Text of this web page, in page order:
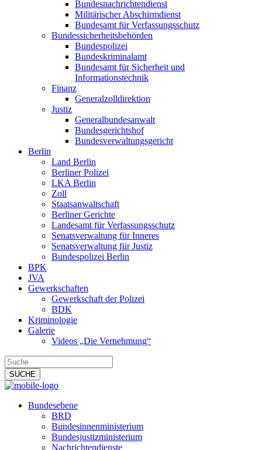
Bundesnachrichtendienst
Militärischer Abschirmdienst
Bundesamt für Verfassungsschutz
Bundessicherheitsbehörden
Bundespolizei
Bundeskriminalamt
Bundesamt für Sicherheit und
Informationstechnik
Finanz
Generalzolldirektion
Justiz
Generalbundesanwalt
Bundesgerichtshof
Bundesverwaltungsgericht
Berlin
Land Berlin
Berliner Polizei
LKA Berlin
Zoll
Staatsanwaltschaft
Berliner Gerichte
Landesamt für Verfassungsschutz
Senatsverwaltung für Inneres
Senatsverwaltung für Justiz
Bundespolizei Berlin
BPK
JVA
Gewerkschaften
Gewerkschaft der Polizei
BDK
Kriminologie
Galerie
Videos „Die Vernehmung“
Bundesebene
BRD
Bundesinnenministerium
Bundesjustizministerium
Nachrichtendienste